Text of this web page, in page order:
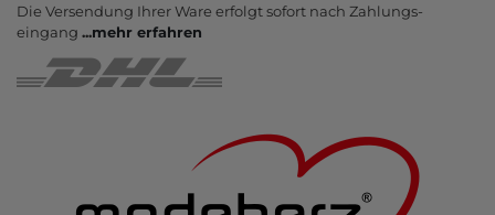
Die Ver­sendung Ihrer Ware er­folgt sofort nach Zahlungs­
eingang ...mehr erfahren